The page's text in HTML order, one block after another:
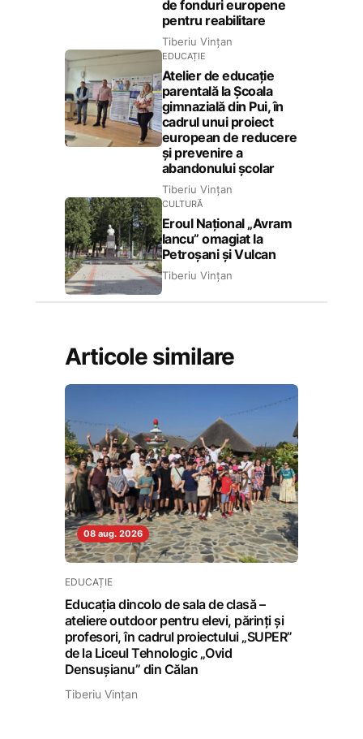
de fonduri europene
pentru reabilitare
Tiberiu Vințan
EDUCAȚIE
Atelier de educație
parentală la Școala
gimnazială din Pui, în
cadrul unui proiect
european de reducere
și prevenire a
abandonului școlar
Tiberiu Vințan
CULTURĂ
Eroul Național „Avram
Iancu” omagiat la
Petroșani și Vulcan
Tiberiu Vințan
Articole similare
08 aug. 2026
EDUCAȚIE
Educația dincolo de sala de clasă –
ateliere outdoor pentru elevi, părinți și
profesori, în cadrul proiectului „SUPER”
de la Liceul Tehnologic „Ovid
Densușianu” din Călan
Tiberiu Vințan